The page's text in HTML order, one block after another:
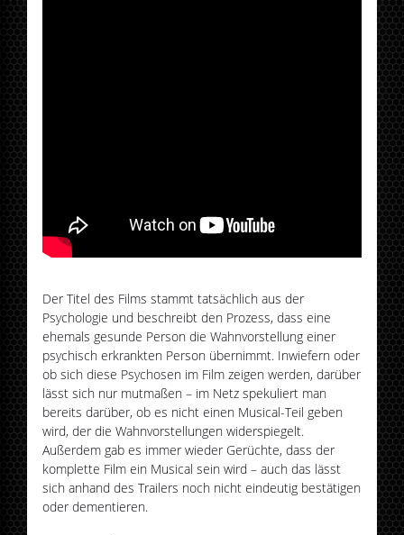
Der Titel des Films stammt tatsächlich aus der
Psychologie und beschreibt den Prozess, dass eine
ehemals gesunde Person die Wahnvorstellung einer
psychisch erkrankten Person übernimmt. Inwiefern oder
ob sich diese Psychosen im Film zeigen werden, darüber
lässt sich nur mutmaßen – im Netz spekuliert man
bereits darüber, ob es nicht einen Musical-Teil geben
wird, der die Wahnvorstellungen widerspiegelt.
Außerdem gab es immer wieder Gerüchte, dass der
komplette Film ein Musical sein wird – auch das lässt
sich anhand des Trailers noch nicht eindeutig bestätigen
oder dementieren.